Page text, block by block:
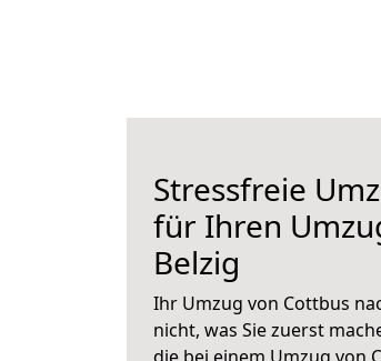
Stressfreie
für Ihren
Belzig
Ihr Umzug von Cottbus
nicht, was Sie zuerst